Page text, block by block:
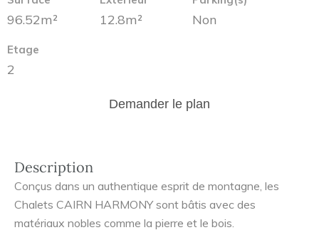
96.52m² 12.8m² Non
Etage
2
Demander le plan
Description
Conçus dans un authentique esprit de montagne, les
Chalets CAIRN HARMONY sont bâtis avec des
matériaux nobles comme la pierre et le bois.